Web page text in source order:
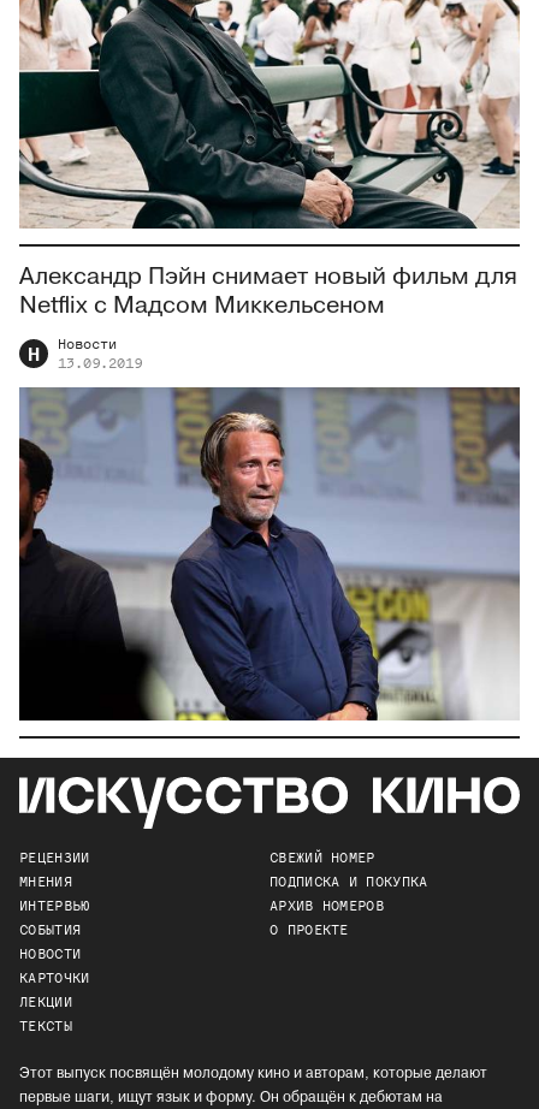
Александр Пэйн снимает новый фильм для
Netflix с Мадсом Миккельсеном
Н
Новости
13.09.2019
РЕЦЕНЗИИ
МНЕНИЯ
ИНТЕРВЬЮ
СОБЫТИЯ
НОВОСТИ
КАРТОЧКИ
ЛЕКЦИИ
ТЕКСТЫ
СВЕЖИЙ НОМЕР
ПОДПИСКА И ПОКУПКА
АРХИВ НОМЕРОВ
О ПРОЕКТЕ
Этот выпуск посвящён молодому кино и авторам, которые делают
первые шаги, ищут язык и форму. Он обращён к дебютам на